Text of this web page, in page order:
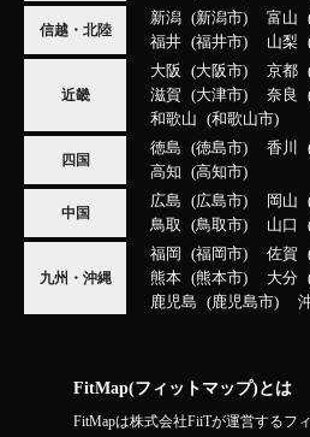
信越・北陸
新潟 新潟市 富山
福井
福井市 山梨
近畿
大阪 大阪市 京都
滋賀
大津市 奈良
和歌山
和歌山市
四国
徳島 徳島市 香川
高知
高知市
中国
広島 広島市 岡山
鳥取
鳥取市 山口
九州・沖縄
福岡 福岡市 佐賀
熊本
熊本市 大分
鹿児島
鹿児島市
FitMap(フィットマップ)とは
FitMapは株式会社FiiTが運営するフ